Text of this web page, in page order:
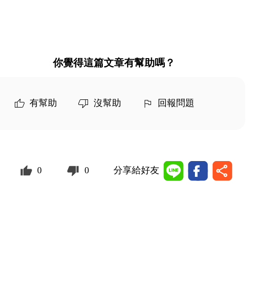
你覺得這篇文章有幫助嗎？
有幫助 沒幫助 回報問題
0 0 分享給好友